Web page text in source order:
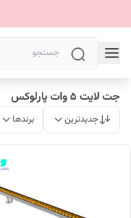
جت لایت ۵ وات پارلوکس
جدیدترین برندها